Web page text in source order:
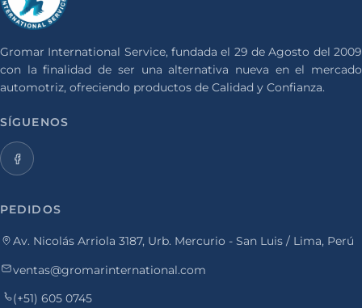
Gromar International Service, fundada el 29 de Agosto del 2009
con la finalidad de ser una alternativa nueva en el mercado
automotriz, ofreciendo productos de Calidad y Confianza.
SÍGUENOS
PEDIDOS
Av. Nicolás Arriola 3187, Urb. Mercurio - San Luis / Lima, Perú
ventas@gromarinternational.com
(+51) 605 0745